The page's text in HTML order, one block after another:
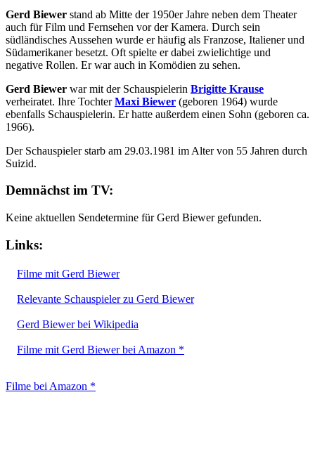
Gerd Biewer stand ab Mitte der 1950er Jahre neben dem Theater
auch für Film und Fernsehen vor der Kamera. Durch sein
südländisches Aussehen wurde er häufig als Franzose, Italiener und
Südamerikaner besetzt. Oft spielte er dabei zwielichtige und
negative Rollen. Er war auch in Komödien zu sehen.
Gerd Biewer war mit der Schauspielerin Brigitte Krause
verheiratet. Ihre TochterMaxi Biewer (geboren 1964) wurde
ebenfalls Schauspielerin. Er hatte außerdem einen Sohn (geboren ca.
1966).
Der Schauspieler starb am 29.03.1981 im Alter von 55 Jahren durch
Suizid.
Demnächst im TV:
Keine aktuellen Sendetermine für Gerd Biewer gefunden.
Links:
Filme mit Gerd Biewer
Relevante Schauspieler zu Gerd Biewer
Gerd Biewer bei Wikipedia
Filme mit Gerd Biewer bei Amazon *
Filme bei Amazon *